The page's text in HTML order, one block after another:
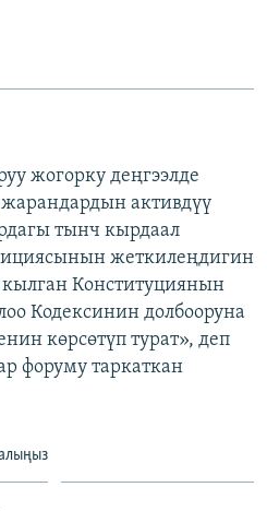
жогорку деңгээлде
жарандардын активдүү
тынч кырдаал
жеткилеңдигин
Конституциянын
Кодексинин долбооруна
көрсөтүп турат», деп
форуму таркаткан